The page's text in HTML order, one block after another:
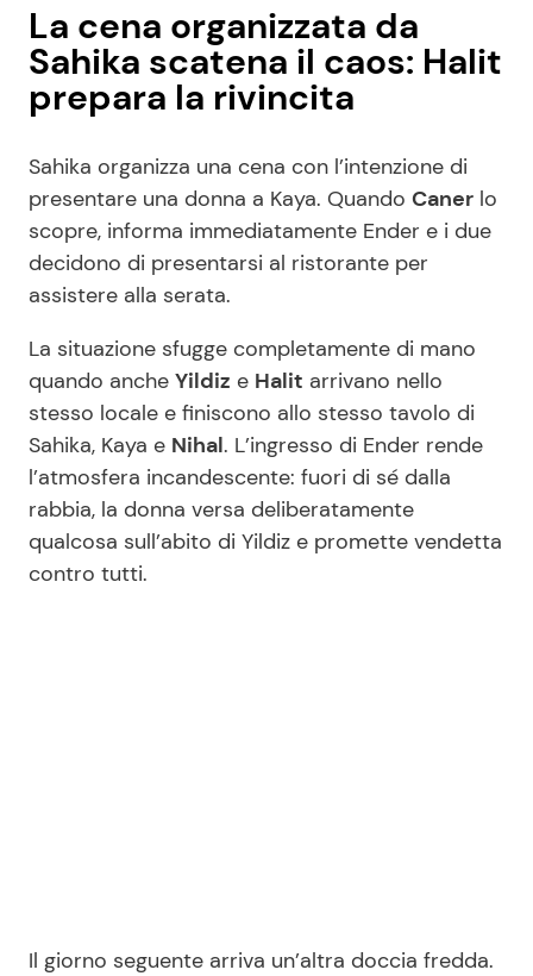
La cena organizzata da
Sahika scatena il caos: Halit
prepara la rivincita
Sahika organizza una cena con l’intenzione di
presentare una donna a Kaya. Quando Caner lo
scopre, informa immediatamente Ender e i due
decidono di presentarsi al ristorante per
assistere alla serata.
La situazione sfugge completamente di mano
quando anche Yildiz e Halit arrivano nello
stesso locale e finiscono allo stesso tavolo di
Sahika, Kaya e Nihal. L’ingresso di Ender rende
l’atmosfera incandescente: fuori di sé dalla
rabbia, la donna versa deliberatamente
qualcosa sull’abito di Yildiz e promette vendetta
contro tutti.
Il giorno seguente arriva un’altra doccia fredda.